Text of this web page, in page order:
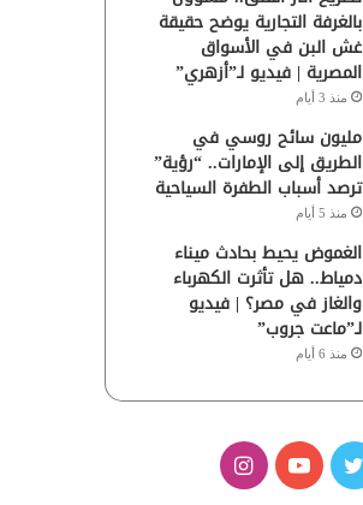
بالغرفة التجارية يوضح حقيقة
غش البن في الأسواق
المصرية | فيديو لـ”أزهري”
منذ 3 أيام
مليون سائح روسي في
الطريق إلى الإمارات.. “رؤية”
ترصد أسباب الطفرة السياحية
منذ 5 أيام
الغموض يحيط بحادث ميناء
دمياط.. هل تأثرت الكهرباء
والغاز في مصر؟ | فيديو
لـ”ماعت جروب”
منذ 6 أيام
ا